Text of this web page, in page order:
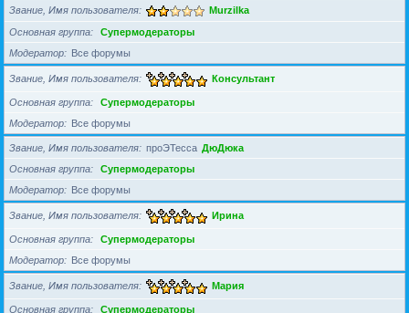
Звание, Имя пользователя Murzilka
Основная группа
Супермодераторы
Модератор
Все форумы
Звание, Имя пользователя Консультант
Основная группа
Супермодераторы
Модератор
Все форумы
Звание, Имя пользователя проЭТесса ДюДюка
Основная группа
Супермодераторы
Модератор
Все форумы
Звание, Имя пользователя Ирина
Основная группа
Супермодераторы
Модератор
Все форумы
Звание, Имя пользователя Мария
Основная группа Супермодераторы